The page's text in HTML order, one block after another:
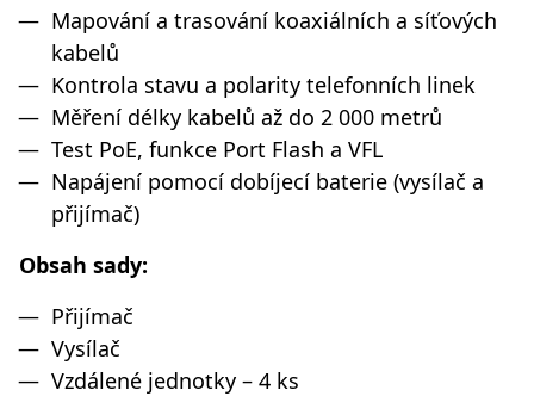
Mapování a trasování koaxiálních a síťových
kabelů
Kontrola stavu a polarity telefonních linek
Měření délky kabelů až do 2 000 metrů
Test PoE, funkce Port Flash a VFL
Napájení pomocí dobíjecí baterie (vysílač a
přijímač)
Obsah sady:
Přijímač
Vysílač
Vzdálené jednotky – 4 ks